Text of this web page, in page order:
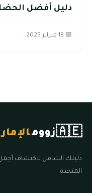
دليل أفضل
📅 18 فبراير 2025
🇦🇪زووم
دليلك الشامل لاكتشاف أجمل
المتحدة.